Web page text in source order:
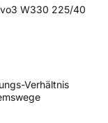
W330 225/40
Verhältnis